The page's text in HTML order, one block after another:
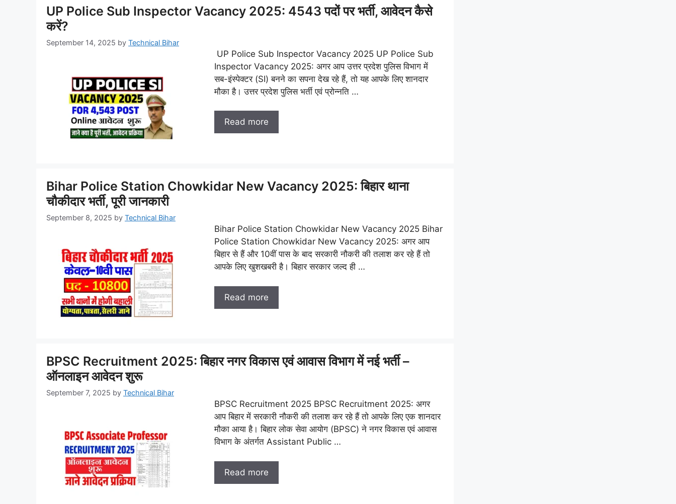
UP Police Sub Inspector Vacancy 2025: 4543 पदों पर भर्ती, आवेदन कैसे
करें?
September 14, 2025 by Technical Bihar
UP Police Sub Inspector Vacancy 2025 UP Police Sub
Inspector Vacancy 2025: अगर आप उत्तर प्रदेश पुलिस विभाग में
सब-इंस्पेक्टर (SI) बनने का सपना देख रहे हैं, तो यह आपके लिए शानदार
मौका है। उत्तर प्रदेश पुलिस भर्ती एवं प्रोन्नति …
Read more
Bihar Police Station Chowkidar New Vacancy 2025: बिहार थाना
चौकीदार भर्ती, पूरी जानकारी
September 8, 2025 by Technical Bihar
Bihar Police Station Chowkidar New Vacancy 2025 Bihar
Police Station Chowkidar New Vacancy 2025: अगर आप
बिहार से हैं और 10वीं पास के बाद सरकारी नौकरी की तलाश कर रहे हैं तो
आपके लिए खुशखबरी है। बिहार सरकार जल्द ही …
Read more
BPSC Recruitment 2025: बिहार नगर विकास एवं आवास विभाग में नई भर्ती –
ऑनलाइन आवेदन शुरू
September 7, 2025 by Technical Bihar
BPSC Recruitment 2025 BPSC Recruitment 2025: अगर
आप बिहार में सरकारी नौकरी की तलाश कर रहे हैं तो आपके लिए एक शानदार
मौका आया है। बिहार लोक सेवा आयोग (BPSC) ने नगर विकास एवं आवास
विभाग के अंतर्गत Assistant Public …
Read more